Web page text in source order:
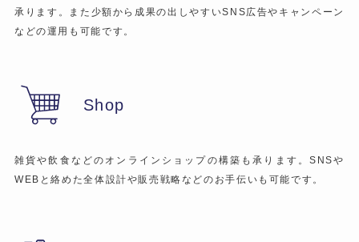
承ります。また少額から成果の出しやすいSNS広告やキャンペーン
などの運用も可能です。
Shop
雑貨や飲食などのオンラインショップの構築も承ります。SNSや
WEBと絡めた全体設計や販売戦略などのお手伝いも可能です。